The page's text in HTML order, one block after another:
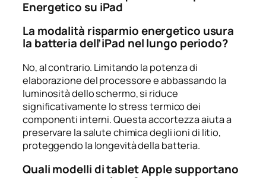
Energetico su iPad
La modalità risparmio energetico usura
la batteria dell’iPad nel lungo periodo?
No, al contrario. Limitando la potenza di
elaborazione del processore e abbassando la
luminosità dello schermo, si riduce
significativamente lo stress termico dei
componenti interni. Questa accortezza aiuta a
preservare la salute chimica degli ioni di litio,
proteggendo la longevità della batteria.
Quali modelli di tablet Apple supportano